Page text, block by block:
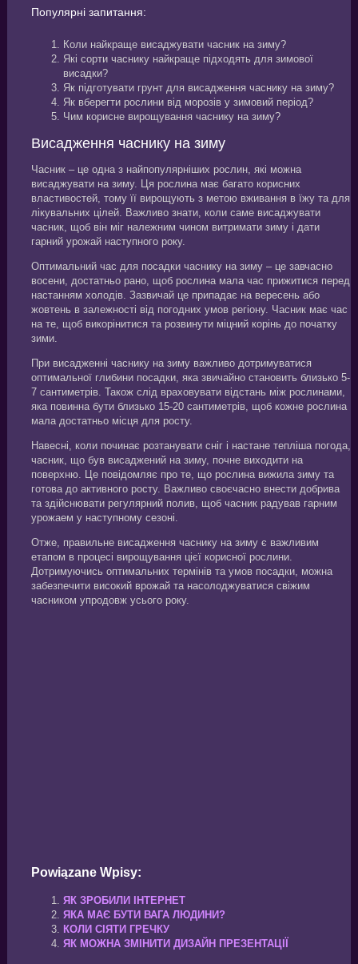
Популярні запитання:
Коли найкраще висаджувати часник на зиму?
Які сорти часнику найкраще підходять для зимової
висадки?
Як підготувати грунт для висадження часнику на зиму?
Як вберегти рослини від морозів у зимовий період?
Чим корисне вирощування часнику на зиму?
Висадження часнику на зиму
Часник – це одна з найпопулярніших рослин, які можна
висаджувати на зиму. Ця рослина має багато корисних
властивостей, тому її вирощують з метою вживання в їжу та для
лікувальних цілей. Важливо знати, коли саме висаджувати
часник, щоб він міг належним чином витримати зиму і дати
гарний урожай наступного року.
Оптимальний час для посадки часнику на зиму – це завчасно
восени, достатньо рано, щоб рослина мала час прижитися перед
настанням холодів. Зазвичай це припадає на вересень або
жовтень в залежності від погодних умов регіону. Часник має час
на те, щоб викорінитися та розвинути міцний корінь до початку
зими.
При висадженні часнику на зиму важливо дотримуватися
оптимальної глибини посадки, яка звичайно становить близько 5-
7 сантиметрів. Також слід враховувати відстань між рослинами,
яка повинна бути близько 15-20 сантиметрів, щоб кожне рослина
мала достатньо місця для росту.
Навесні, коли починає розтанувати сніг і настане тепліша погода,
часник, що був висаджений на зиму, почне виходити на
поверхню. Це повідомляє про те, що рослина вижила зиму та
готова до активного росту. Важливо своєчасно внести добрива
та здійснювати регулярний полив, щоб часник радував гарним
урожаем у наступному сезоні.
Отже, правильне висадження часнику на зиму є важливим
етапом в процесі вирощування цієї корисної рослини.
Дотримуючись оптимальних термінів та умов посадки, можна
забезпечити високий врожай та насолоджуватися свіжим
часником упродовж усього року.
Powiązane Wpisy:
ЯК ЗРОБИЛИ ІНТЕРНЕТ
ЯКА МАЄ БУТИ ВАГА ЛЮДИНИ?
КОЛИ СІЯТИ ГРЕЧКУ
ЯК МОЖНА ЗМІНИТИ ДИЗАЙН ПРЕЗЕНТАЦІЇ